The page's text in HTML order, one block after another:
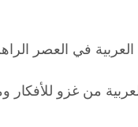
العربية في العصر
من غزو